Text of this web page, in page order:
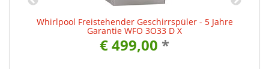
Whirlpool Freistehender Geschirrspüler - 5 Jahre
Garantie WFO 3O33 D X
€ 499,00 *